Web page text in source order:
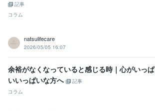
記事
コラム
natsulifecare
2026/05/05 16:07
余裕がなくなっていると感じる時｜心がいっぱ
いいっぱいな方へ
記事
コラム